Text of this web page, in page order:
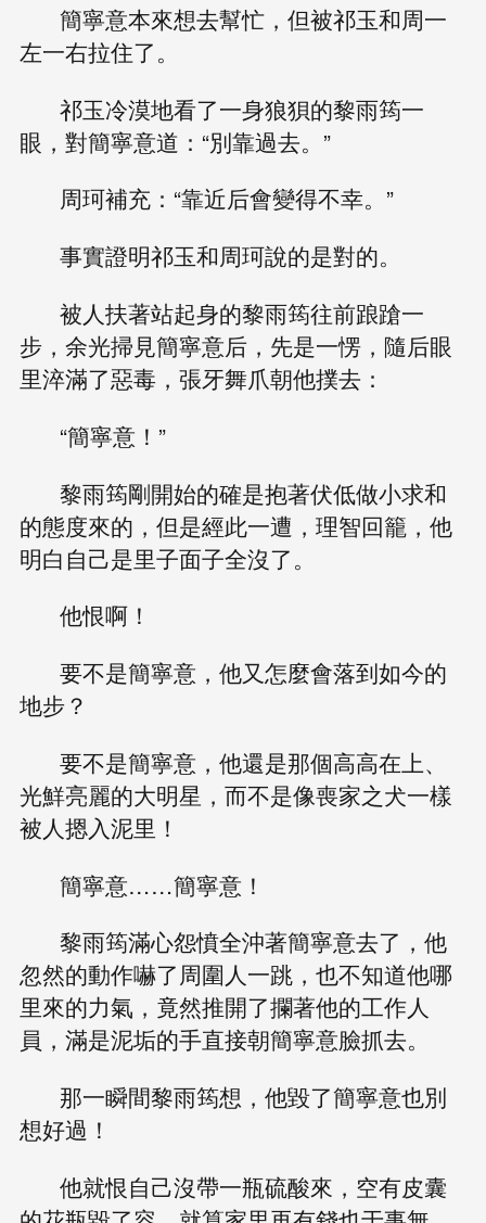
簡寧意本來想去幫忙，但被祁玉和周一
左一右拉住了。
祁玉冷漠地看了一身狼狽的黎雨筠一
眼，對簡寧意道：“別靠過去。”
周珂補充：“靠近后會變得不幸。”
事實證明祁玉和周珂說的是對的。
被人扶著站起身的黎雨筠往前踉蹌一
步，余光掃見簡寧意后，先是一愣，隨后眼
里淬滿了惡毒，張牙舞爪朝他撲去：
“簡寧意！”
黎雨筠剛開始的確是抱著伏低做小求和
的態度來的，但是經此一遭，理智回籠，他
明白自己是里子面子全沒了。
他恨啊！
要不是簡寧意，他又怎麼會落到如今的
地步？
要不是簡寧意，他還是那個高高在上、
光鮮亮麗的大明星，而不是像喪家之犬一樣
被人摁入泥里！
簡寧意……簡寧意！
黎雨筠滿心怨憤全沖著簡寧意去了，他
忽然的動作嚇了周圍人一跳，也不知道他哪
里來的力氣，竟然推開了攔著他的工作人
員，滿是泥垢的手直接朝簡寧意臉抓去。
那一瞬間黎雨筠想，他毀了簡寧意也別
想好過！
他就恨自己沒帶一瓶硫酸來，空有皮囊